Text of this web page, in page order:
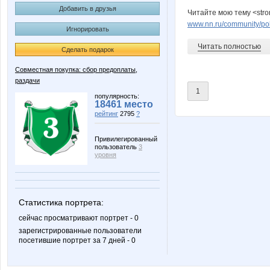
Добавить в друзья
Игнорировать
Сделать подарок
Совместная покупка: сбор предоплаты,
раздачи
популярность:
18461 место
рейтинг 2795 ?
Привилегированный
пользователь 3
уровня
Статистика портрета:
сейчас просматривают портрет - 0
зарегистрированные пользователи
посетившие портрет за 7 дней - 0
Porche
Читайте мою тему
www.nn.ru/community/
Читать полностью
1